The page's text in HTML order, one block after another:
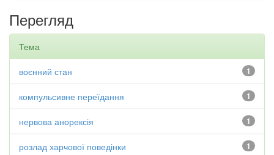
Перегляд
Тема
1
воєнний стан
1
компульсивне переїдання
1
нервова анорексія
1
розлад харчової поведінки